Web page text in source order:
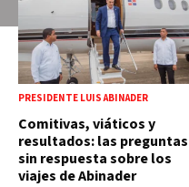
PRESIDENTE LUIS ABINADER
Comitivas, viáticos y
resultados: las preguntas
sin respuesta sobre los
viajes de Abinader